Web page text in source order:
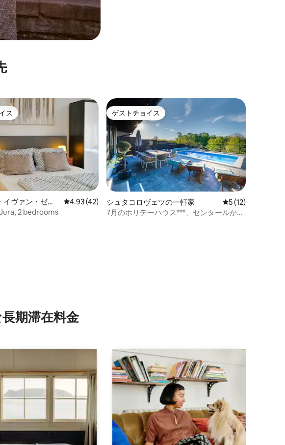
つ星の平均評価
ス
ス
イヴァン・ゼリ
ン・アパート
レビュー42件、5つ星中4.93つ星の平均評価
4.93 (42)
2 bedrooms
ゲストチョイス
ゲストチョイス
シュタコロヴェツの一軒家 レビュー12件、5
5 (12)
7月のホリデーハウス***、センタールから
期⁠滞⁠在料⁠金